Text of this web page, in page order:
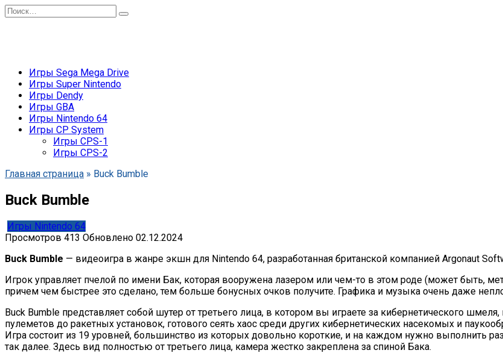
Перейти
к
Search
for:
Игры Sega Mega Drive
Игры Super Nintendo
Игры Dendy
Игры GBA
Игры Nintendo 64
Игры CP System
Игры CPS-1
Игры CPS-2
Главная страница » Buck Bumble
Buck Bumble
Игры Nintendo 64
Просмотров 413 Обновлено 02.12.2024
Buck Bumble — видеоигра в жанре экшн для Nintendo 64, разработанная британской компанией Argonaut
Игрок управляет пчелой по имени Бак, которая вооружена лазером или чем-то в этом роде (может быть,
причем чем быстрее это сделано, тем больше бонусных очков получите. Графика и музыка очень даже
Buck Bumble представляет собой шутер от третьего лица, в котором вы играете за кибернетического
пулеметов до ракетных установок, готового сеять хаос среди других кибернетических насекомых и
Игра состоит из 19 уровней, большинство из которых довольно короткие, и на каждом нужно выполнить
так далее. Здесь вид полностью от третьего лица, камера жестко закреплена за спиной Бака.